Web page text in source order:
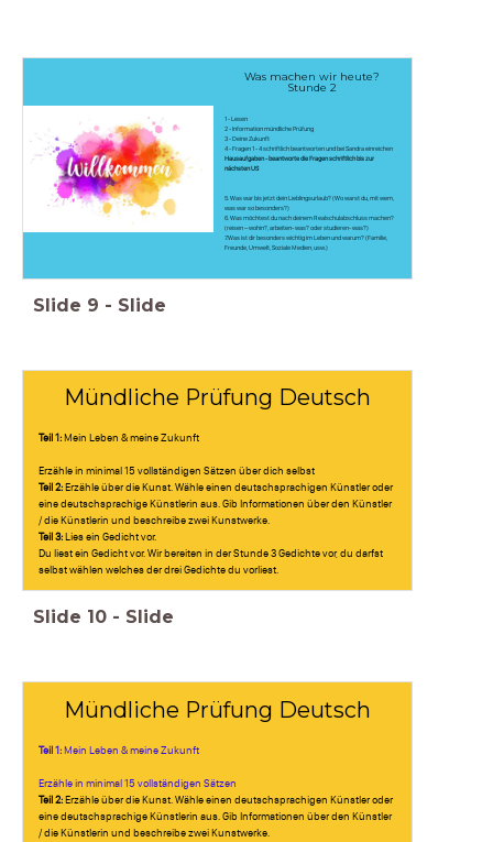
Was machen wir heute?
Stunde 2
1 - Lesen
2 - Information mündliche Prüfung
3 - Deine Zukunft
4 - Fragen 1 - 4 schriftlich beantworten und bei Sandra einreichen
Hausaufgaben - beantworte die Fragen schriftlich bis zur
náchsten US
5. Was war bis jetzt dein Lieblingsurlaub? (Wo warst du, mit wem,
was war so besonders?)
6. Was möchtest du nach deinem Realschulabschluss machen?
(reisen – wohin?, arbeiten- was? oder studieren- was?)
7.Was ist dir besonders wichtig im Leben und warum? (Familie,
Freunde, Umwelt, Soziale Medien, usw.)
Slide 9 - Slide
Mündliche Prüfung Deutsch
Teil 1:Mein Leben & meine Zukunft
Erzähle in minimal 15 vollständigen Sätzen über dich selbst
Teil 2:Erzähle über die Kunst. Wähle einen deutschsprachigen Künstler oder
eine deutschsprachige Künstlerin aus. Gib Informationen über den Künstler
/ die Künstlerin und beschreibe zwei Kunstwerke.
Teil 3: Lies ein Gedicht vor.
Du liest ein Gedicht vor. Wir bereiten in der Stunde 3 Gedichte vor, du darfst
selbst wählen welches der drei Gedichte du vorliest.
Slide 10 - Slide
Mündliche Prüfung Deutsch
Teil 1:Mein Leben & meine Zukunft
Erzähle in minimal 15 vollständigen Sätzen
Teil 2:Erzähle über die Kunst. Wähle einen deutschsprachigen Künstler oder
eine deutschsprachige Künstlerin aus. Gib Informationen über den Künstler
/ die Künstlerin und beschreibe zwei Kunstwerke.